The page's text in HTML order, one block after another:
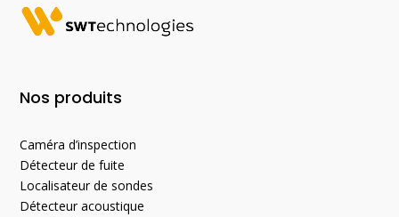
Nos produits
Caméra d’inspection
Détecteur de fuite
Localisateur de sondes
Détecteur acoustique